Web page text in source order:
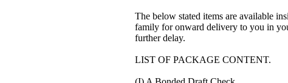
The below stated items are available
family for onward delivery to you in
further delay.
LIST OF PACKAGE CONTENT.